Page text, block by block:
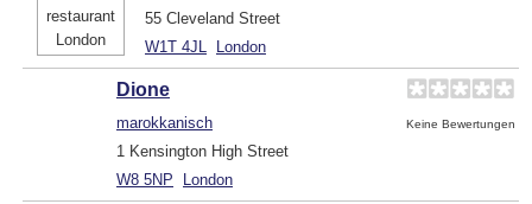
55 Cleveland Street
W1T 4JL
London
Dione
marokkanisch Keine Bewertungen
1 Kensington High Street
W8 5NP
London